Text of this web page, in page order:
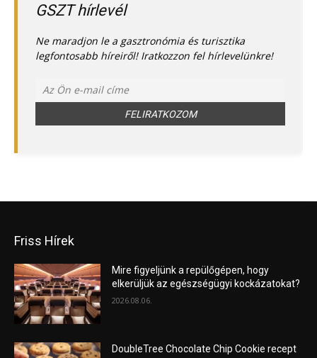
GSZT hírlevél
Ne maradjon le a gasztronómia és turisztika
legfontosabb híreiről! Iratkozzon fel hírlevelünkre!
Friss Hírek
Mire figyeljünk a repülőgépen, hogy
elkerüljük az egészségügyi kockázatokat?
2026.08.06.
DoubleTree Chocolate Chip Cookie recept